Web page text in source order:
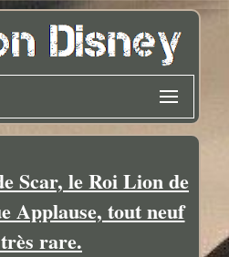
Scar, le Roi Lion de
Applause, tout neuf
rare.